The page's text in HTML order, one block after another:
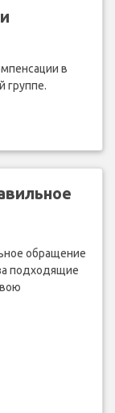
в
группе.
обращение
подходящие